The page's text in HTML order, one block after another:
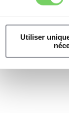
Utiliser
mobilité en